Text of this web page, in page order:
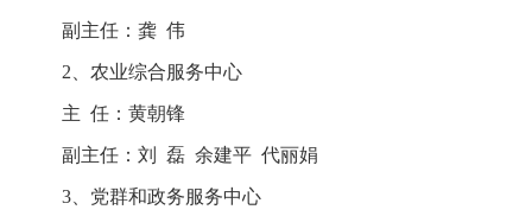
副主任：龚 伟
2、农业综合服务中心
主 任：黄朝锋
副主任：刘 磊 余建平 代丽娟
3、党群和政务服务中心